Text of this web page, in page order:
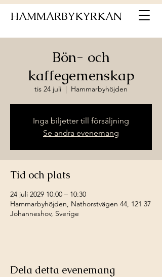
HAMMARBYKYRKAN
Bön- och
kaffegemenskap
tis 24 juli
  |
Hammarbyhöjden
Inga biljetter till försäljning
Se andra evenemang
Tid och plats
24 juli 2029 10:00 – 10:30
Hammarbyhöjden, Nathorstvägen 44, 121 37
Johanneshov, Sverige
Dela detta evenemang